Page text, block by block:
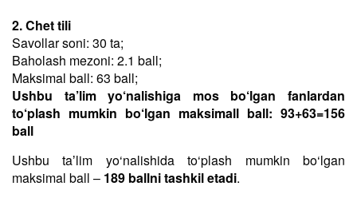
2. Chet tili
Savollar soni: 30 ta;
Baholash mezoni: 2.1 ball;
Maksimal ball: 63 ball;
Ushbu ta’lim yo‘nalishiga mos bo‘lgan fanlardan
to‘plash mumkin bo‘lgan maksimall ball: 93+63=156
ball
Ushbu taʼlim yo‘nalishida to‘plash mumkin bo‘lgan
maksimal ball – 189 ballni tashkil etadi.